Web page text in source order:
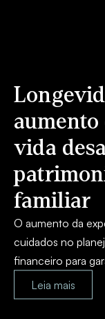
aumento
vida
familiar
O aumento da
cuidados no
financeiro para
Leia mais